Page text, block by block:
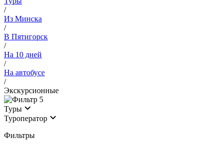
/
Из Минска
/
В Пятигорск
/
На 10 дней
/
На автобусе
/
Экскурсионные
5
Туры
Туроператор
Фильтры